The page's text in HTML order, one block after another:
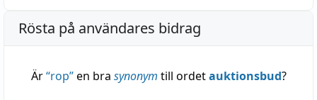
Rösta på användares bidrag
Är“rop”en bra synonym till ordetauktionsbud?